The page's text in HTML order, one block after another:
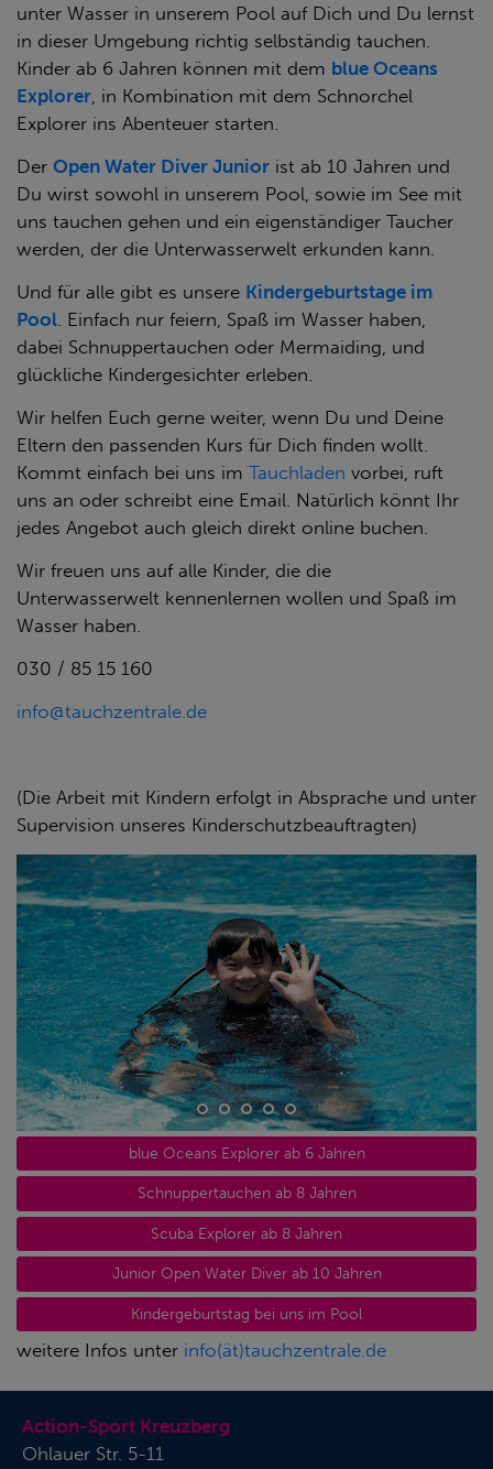
unter Wasser in unserem Pool auf Dich und Du lernst
in dieser Umgebung richtig selbständig tauchen.
Kinder ab 6 Jahren können mit dem blue Oceans
Explorer , in Kombination mit dem Schnorchel
Explorer ins Abenteuer starten.
Der Open Water Diver Junior ist ab 10 Jahren und
Du wirst sowohl in unserem Pool, sowie im See mit
uns tauchen gehen und ein eigenständiger Taucher
werden, der die Unterwasserwelt erkunden kann.
Und für alle gibt es unsere Kindergeburtstage im
Pool . Einfach nur feiern, Spaß im Wasser haben,
dabei Schnuppertauchen oder Mermaiding, und
glückliche Kindergesichter erleben.
Wir helfen Euch gerne weiter, wenn Du und Deine
Eltern den passenden Kurs für Dich finden wollt.
Kommt einfach bei uns im Tauchladen vorbei, ruft
uns an oder schreibt eine Email. Natürlich könnt Ihr
jedes Angebot auch gleich direkt online buchen.
Wir freuen uns auf alle Kinder, die die
Unterwasserwelt kennenlernen wollen und Spaß im
Wasser haben.
030 / 85 15 160
info@tauchzentrale.de
(Die Arbeit mit Kindern erfolgt in Absprache und unter
Supervision unseres Kinderschutzbeauftragten)
blue Oceans Explorer ab 6 Jahren
Schnuppertauchen ab 8 Jahren
Scuba Explorer ab 8 Jahren
Junior Open Water Diver ab 10 Jahren
Kindergeburtstag bei uns im Pool
weitere Infos unter info(ät)tauchzentrale.de
Action-Sport Kreuzberg
Ohlauer Str. 5-11